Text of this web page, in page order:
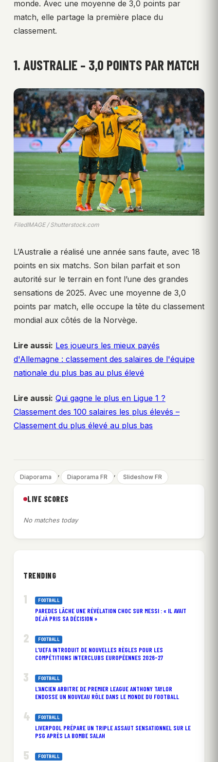
monde. Avec une moyenne de 3,0 points par
match, elle partage la première place du
classement.
1. AUSTRALIE – 3,0 POINTS PAR MATCH
FiledIMAGE / Shutterstock.com
L’Australie a réalisé une année sans faute, avec 18
points en six matchs. Son bilan parfait et son
autorité sur le terrain en font l’une des grandes
sensations de 2025. Avec une moyenne de 3,0
points par match, elle occupe la tête du classement
mondial aux côtés de la Norvège.
Lire aussi: Les joueurs les mieux payés
d'Allemagne : classement des salaires de l'équipe
nationale du plus bas au plus élevé
Lire aussi: Qui gagne le plus en Ligue 1 ?
Classement des 100 salaires les plus élevés –
Classement du plus élevé au plus bas
Diaporama , Diaporama FR , Slideshow FR
LIVE SCORES
No matches today
TRENDING
FOOTBALL
PAREDES LÂCHE UNE RÉVÉLATION CHOC SUR MESSI : « IL AVAIT
DÉJÀ PRIS SA DÉCISION »
FOOTBALL
L’UEFA INTRODUIT DE NOUVELLES RÈGLES POUR LES
COMPÉTITIONS INTERCLUBS EUROPÉENNES 2026-27
FOOTBALL
L’ANCIEN ARBITRE DE PREMIER LEAGUE ANTHONY TAYLOR
ENDOSSE UN NOUVEAU RÔLE DANS LE MONDE DU FOOTBALL
FOOTBALL
LIVERPOOL PRÉPARE UN TRIPLE ASSAUT SENSATIONNEL SUR LE
PSG APRÈS LA BOMBE SALAH
FOOTBALL